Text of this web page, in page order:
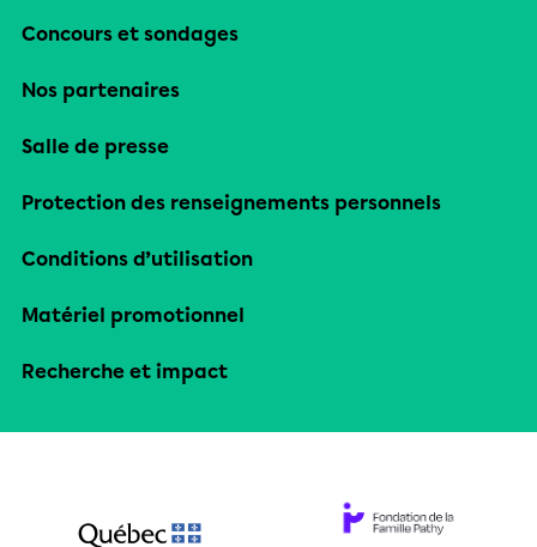
Concours et sondages
Nos partenaires
Salle de presse
Protection des renseignements personnels
Conditions d’utilisation
Matériel promotionnel
Recherche et impact